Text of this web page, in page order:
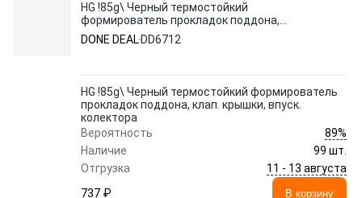
HG !85g\ Черный термостойкий
формирователь прокладок поддона,
клап. крышки, впуск. колектора
DONE DEAL DD6712
HG !85g\ Черный термостойкий формирователь
прокладок поддона, клап. крышки, впуск.
колектора
Вероятность
89%
Наличие
99 шт.
Отгрузка
11 - 13 августа
737 ₽
В корзину